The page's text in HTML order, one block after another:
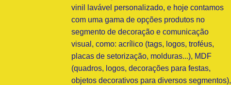
vinil lavável personalizado, e hoje contamos
com uma gama de opções produtos no
segmento de decoração e comunicação
visual, como: acrílico (tags, logos, troféus,
placas de setorização, molduras...), MDF
(quadros, logos, decorações para festas,
objetos decorativos para diversos segmentos),